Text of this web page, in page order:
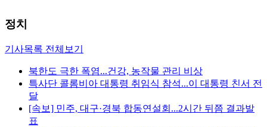
정치
기사목록 전체보기
북한도 극한 폭염...건강, 농작물 관리 비상
특사단 콜롬비아 대통령 취임식 참석...이 대통령 친서 전
달
[속보] 민주, 대구·경북 합동연설회...2시간 뒤쯤 결과발
표